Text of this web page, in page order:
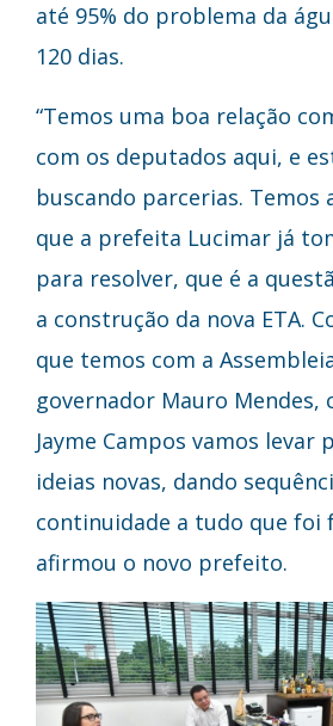
até 95% do problema da
120 dias.
“Temos uma boa relação
com os deputados aqui, e
buscando parcerias. Temos
que a prefeita Lucimar já
para resolver, que é a
a construção da nova ETA.
que temos com a
governador Mauro Mendes,
Jayme Campos vamos levar
ideias novas, dando
continuidade a tudo que foi
afirmou o novo prefeito.